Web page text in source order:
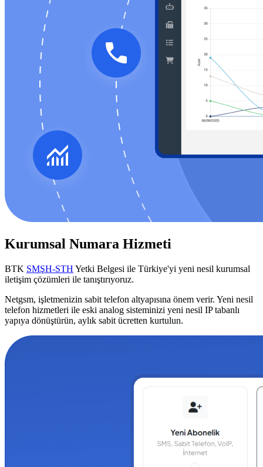
Kurumsal Numara Hizmeti
BTK SMŞH-STH Yetki Belgesi ile Türkiye'yi yeni nesil kurumsal
iletişim çözümleri ile tanıştırıyoruz.
Netgsm, işletmenizin sabit telefon altyapısına önem verir. Yeni nesil
telefon hizmetleri ile eski analog sisteminizi yeni nesil IP tabanlı
yapıya dönüştürün, aylık sabit ücretten kurtulun.